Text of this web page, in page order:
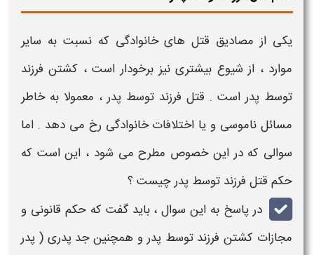
یکی از مصادیق قتل های خانوادگی که نسبت به سایر
موارد ، از شیوع بیشتری نیز برخودار است ، کشتن فرزند
توسط پدراست . قتل فرزند توسط پدر، معمولا به خاطر
مسائل ناموسی و یا اختلافات خانوادگی رخ می دهد . اما
سوالی که در این خصوص مطرح می شود ، این است که
حکم قتل فرزند توسط پدر چیست ؟
در پاسخ به این سوال ، باید گفت کهحکم قانونی و
مجازات کشتن فرزند توسط پدرو همچنین جد پدری ( پدر